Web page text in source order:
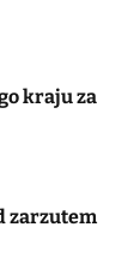
kraju za
zarzutem